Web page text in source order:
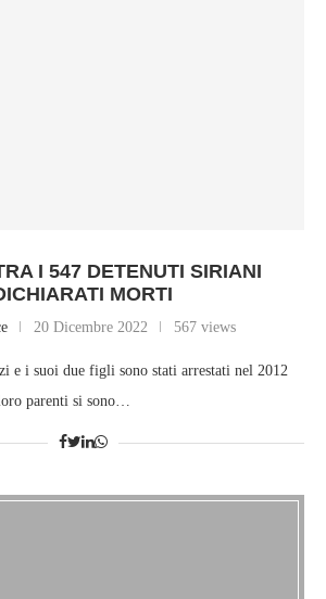
I 547 DETENUTI SIRIANI
MORTI
20 Dicembre 2022 567 views
e i suoi due figli sono stati arrestati nel 2012
parenti si sono…